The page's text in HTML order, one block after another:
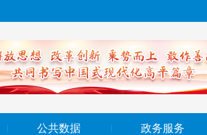
公共数据 政务服务